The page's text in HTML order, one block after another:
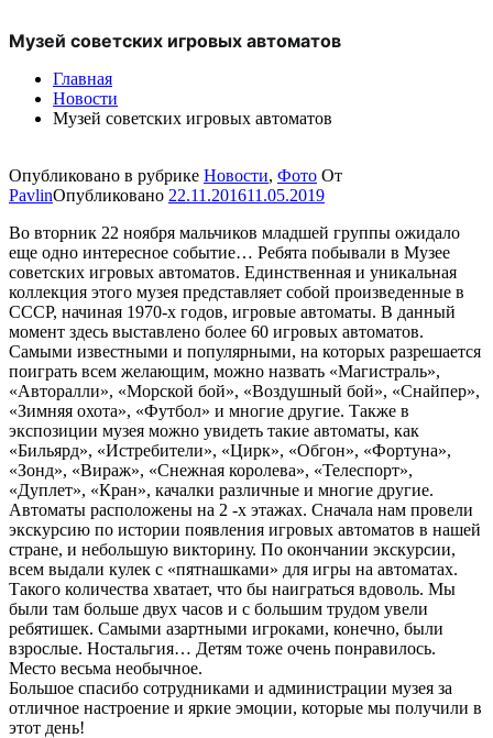
Музей советских игровых автоматов
Главная
Новости
Музей советских игровых автоматов
Опубликовано в рубрике Новости, Фото От
PavlinОпубликовано 22.11.201611.05.2019
Во вторник 22 ноября мальчиков младшей группы ожидало
еще одно интересное событие… Ребята побывали в Музее
советских игровых автоматов. Единственная и уникальная
коллекция этого музея представляет собой произведенные в
СССР, начиная 1970-х годов, игровые автоматы. В данный
момент здесь выставлено более 60 игровых автоматов.
Самыми известными и популярными, на которых разрешается
поиграть всем желающим, можно назвать «Магистраль»,
«Авторалли», «Морской бой», «Воздушный бой», «Снайпер»,
«Зимняя охота», «Футбол» и многие другие. Также в
экспозиции музея можно увидеть такие автоматы, как
«Бильярд», «Истребители», «Цирк», «Обгон», «Фортуна»,
«Зонд», «Вираж», «Снежная королева», «Телеспорт»,
«Дуплет», «Кран», качалки различные и многие другие.
Автоматы расположены на 2 -х этажах. Сначала нам провели
экскурсию по истории появления игровых автоматов в нашей
стране, и небольшую викторину. По окончании экскурсии,
всем выдали кулек с «пятнашками» для игры на автоматах.
Такого количества хватает, что бы наиграться вдоволь. Мы
были там больше двух часов и с большим трудом увели
ребятишек. Самыми азартными игроками, конечно, были
взрослые. Ностальгия… Детям тоже очень понравилось.
Место весьма необычное.
Большое спасибо сотрудниками и администрации музея за
отличное настроение и яркие эмоции, которые мы получили в
этот день!